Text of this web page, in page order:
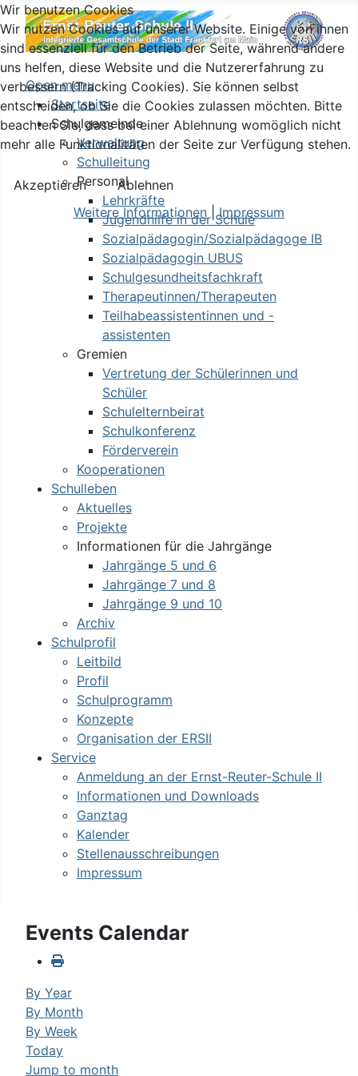
Open menu
Startseite
Schulgemeinde
Verwaltung
Schulleitung
Personal
Lehrkräfte
Jugendhilfe in der Schule
Sozialpädagogin/Sozialpädagoge IB
Sozialpädagogin UBUS
Schulgesundheitsfachkraft
Therapeutinnen/Therapeuten
Teilhabeassistentinnen und -
assistenten
Gremien
Vertretung der Schülerinnen und
Schüler
Schulelternbeirat
Schulkonferenz
Förderverein
Kooperationen
Schulleben
Aktuelles
Projekte
Informationen für die Jahrgänge
Jahrgänge 5 und 6
Jahrgänge 7 und 8
Jahrgänge 9 und 10
Archiv
Schulprofil
Leitbild
Profil
Schulprogramm
Konzepte
Organisation der ERSII
Service
Anmeldung an der Ernst-Reuter-Schule II
Informationen und Downloads
Ganztag
Kalender
Stellenausschreibungen
Impressum
Events Calendar
By Year
By Month
By Week
Today
Jump to month
Wir benutzen Cookies
Wir nutzen Cookies auf unserer Website. Einige von ihnen
sind essenziell für den Betrieb der Seite, während andere
uns helfen, diese Website und die Nutzererfahrung zu
verbessern (Tracking Cookies). Sie können selbst
entscheiden, ob Sie die Cookies zulassen möchten. Bitte
beachten Sie, dass bei einer Ablehnung womöglich nicht
mehr alle Funktionalitäten der Seite zur Verfügung stehen.
Akzeptieren
Ablehnen
Weitere Informationen |Impressum